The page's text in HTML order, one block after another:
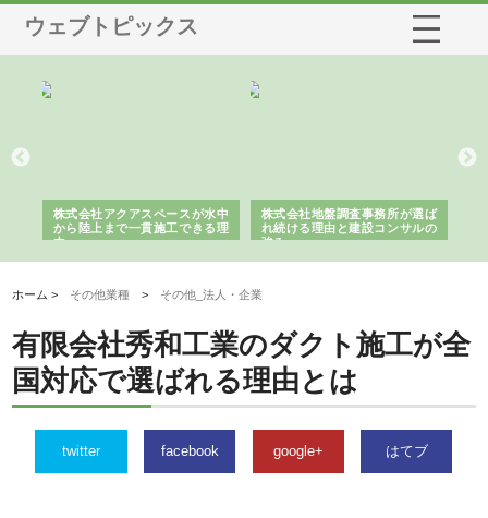
ウェブトピックス
株式会社アクアスペースが水中
から陸上まで一貫施工できる理
由
株式会社地盤調査事務所が選ば
れ続ける理由と建設コンサルの
強み
ホーム > その他業種 > その他_法人・企業
有限会社秀和工業のダクト施工が全
国対応で選ばれる理由とは
twitter facebook google+ はてブ